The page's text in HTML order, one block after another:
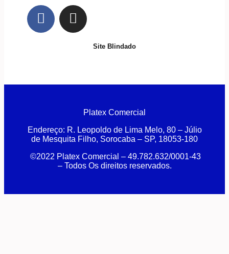
Site Blindado
Platex Comercial
Endereço: R. Leopoldo de Lima Melo, 80 – Júlio
de Mesquita Filho, Sorocaba – SP, 18053-180
©2022 Platex Comercial – 49.782.632/0001-43
– Todos Os direitos reservados.